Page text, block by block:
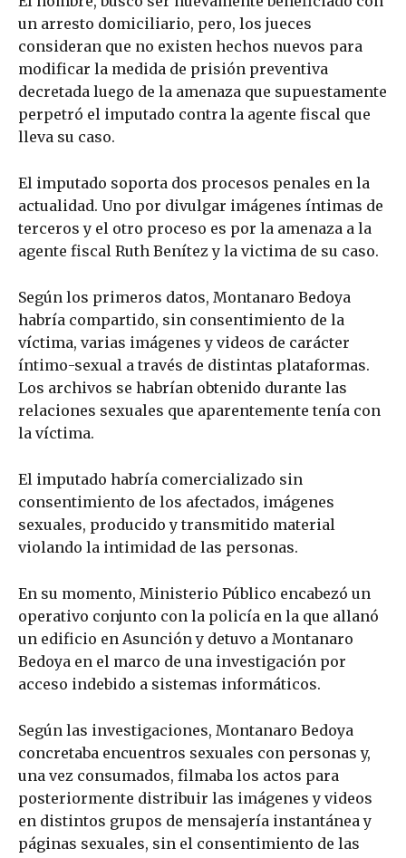
un arresto domiciliario, pero, los jueces
consideran que no existen hechos nuevos para
modificar la medida de prisión preventiva
decretada luego de la amenaza que supuestamente
perpetró el imputado contra la agente fiscal que
lleva su caso.
El imputado soporta dos procesos penales en la
actualidad. Uno por divulgar imágenes íntimas de
terceros y el otro proceso es por la amenaza a la
agente fiscal Ruth Benítez y la victima de su caso.
Según los primeros datos, Montanaro Bedoya
habría compartido, sin consentimiento de la
víctima, varias imágenes y videos de carácter
íntimo-sexual a través de distintas plataformas.
Los archivos se habrían obtenido durante las
relaciones sexuales que aparentemente tenía con
la víctima.
El imputado habría comercializado sin
consentimiento de los afectados, imágenes
sexuales, producido y transmitido material
violando la intimidad de las personas.
En su momento, Ministerio Público encabezó un
operativo conjunto con la policía en la que allanó
un edificio en Asunción y detuvo a Montanaro
Bedoya en el marco de una investigación por
acceso indebido a sistemas informáticos.
Según las investigaciones, Montanaro Bedoya
concretaba encuentros sexuales con personas y,
una vez consumados, filmaba los actos para
posteriormente distribuir las imágenes y videos
en distintos grupos de mensajería instantánea y
páginas sexuales, sin el consentimiento de las